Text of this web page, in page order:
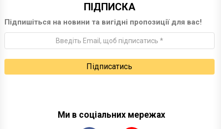
ПІДПИСКА
Підпишіться на новини та вигідні пропозиції для вас!
Ми в соціальних мережах